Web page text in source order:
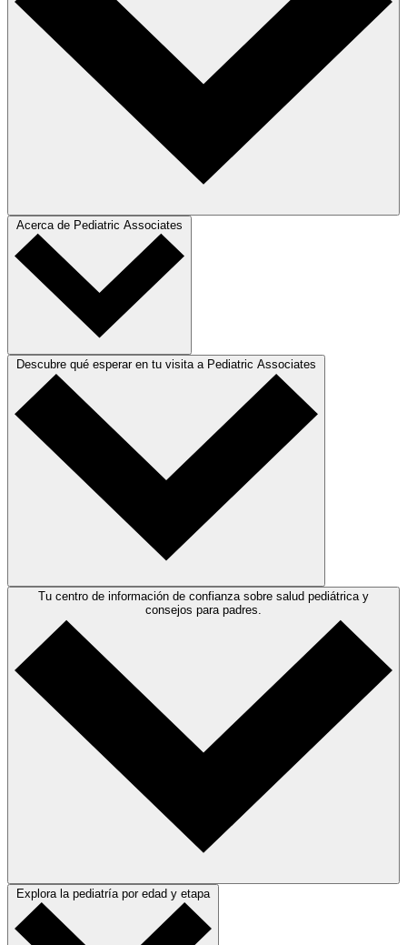
Acerca de Pediatric Associates
Descubre qué esperar en tu visita a Pediatric Associates
Tu centro de información de confianza sobre salud pediátrica y
consejos para padres.
Explora la pediatría por edad y etapa